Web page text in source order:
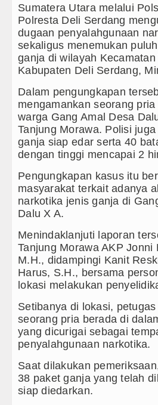
Remaja, Rico Waas:
PKK Sumut Ajak Orangtua
BOS TA 2025, Jurnalis
Hubungan Seksual
Bangladesh Sheikh Hasina
Persahabatan di Swedia
di Optus Stadium
Persahabatan
Kapolda Sumut Hadiri
Nias Utara, Jalan
Remaja, Rico Waas:
PKK Sumut Ajak Orangtua
BOS TA 2025, Jurnalis
Hubungan Seksual
Sumatera Utara melalui
Polresta Deli Serdang
dugaan penyalahgunaan
sekaligus menemukan
ganja di wilayah
Kabupaten Deli Serdang,
Dalam pengungkapan
mengamankan seorang
warga Gang Amal Desa
Tanjung Morawa. Polisi
ganja siap edar serta 40
dengan tinggi mencapai 2
Pengungkapan kasus itu
masyarakat terkait adanya
narkotika jenis ganja di
Dalu X A.
Menindaklanjuti laporan
Tanjung Morawa AKP Jonni
M.H., didampingi Kanit
Harus, S.H., bersama
lokasi melakukan
Setibanya di lokasi,
seorang pria berada di
yang dicurigai sebagai
penyalahgunaan narkotika.
Saat dilakukan
38 paket ganja yang telah
siap diedarkan.